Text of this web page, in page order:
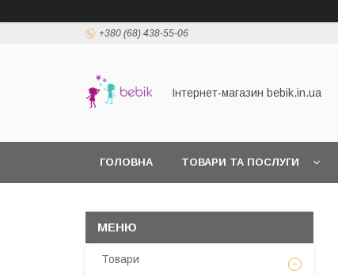
+380 (68) 438-55-06
Інтернет-магазин bebik.in.ua
ГОЛОВНА ТОВАРИ ТА ПОСЛУГИ
Товари